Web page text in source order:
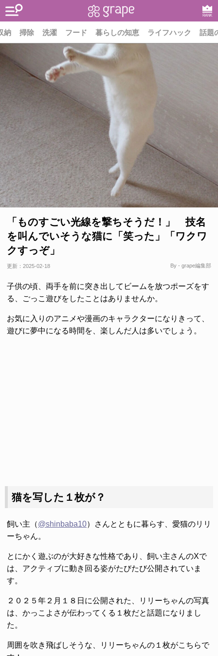
RANK
納 掃除 洗濯 フード 暮らしの知恵 ライフハック 話題
「ものすごい光線を撃ちそうだ！」 技名
を叫んでいそうな猫に「笑った」「ワクワ
クすっぞ」
更新： 2025-02-18 By - grape編集部
子供の頃、両手を前に突き出してビームを放つポーズをす
る、ごっこ遊びをしたことはありませんか。
お気に入りのアニメや漫画のキャラクターになりきって、
遊びに夢中になる時間を、楽しんだ人は多いでしょう。
猫を写した１枚が？
飼い主（@shinbaba10）さんとともに暮らす、愛猫のリリ
ーちゃん。
とにかく遊ぶのが大好きな性格であり、飼い主さんのXで
は、アクティブに動き回る姿がたびたび公開されていま
す。
２０２５年２月１８日に公開された、リリーちゃんの写真
は、かっこよさが伝わってくる１枚だと話題になりまし
た。
周囲を吹き飛ばしそうな、リリーちゃんの１枚がこちらで